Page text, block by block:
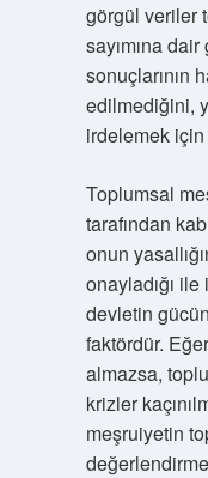
görgül veriler
sayımına
sonuçlarının
edilmediğini,
irdelemek
Toplumsal
tarafından
onun
onayladığı
devletin
faktördür.
almazsa,
krizler
meşruiyetin